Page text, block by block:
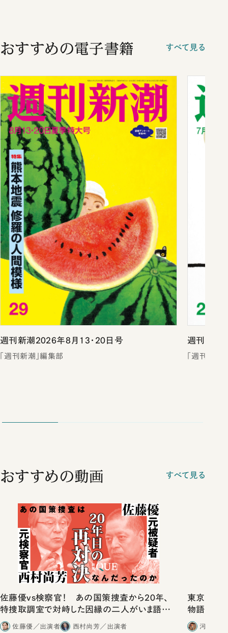
おすすめの電子書籍 すべて見る
週刊新潮2026年8月13・20日号
「週刊新潮」編集部
週刊新潮
「週刊新潮
おすすめの動画 すべて見る
佐藤優vs検察官！ あの国策捜査から20年、
特捜取調室で対峙した因縁の二人がいま語り
合ったこと
佐藤優／出演者 西村尚芳／出演者
東京は都
物語」に
河野有